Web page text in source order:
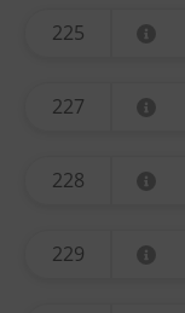
225
227
228
229